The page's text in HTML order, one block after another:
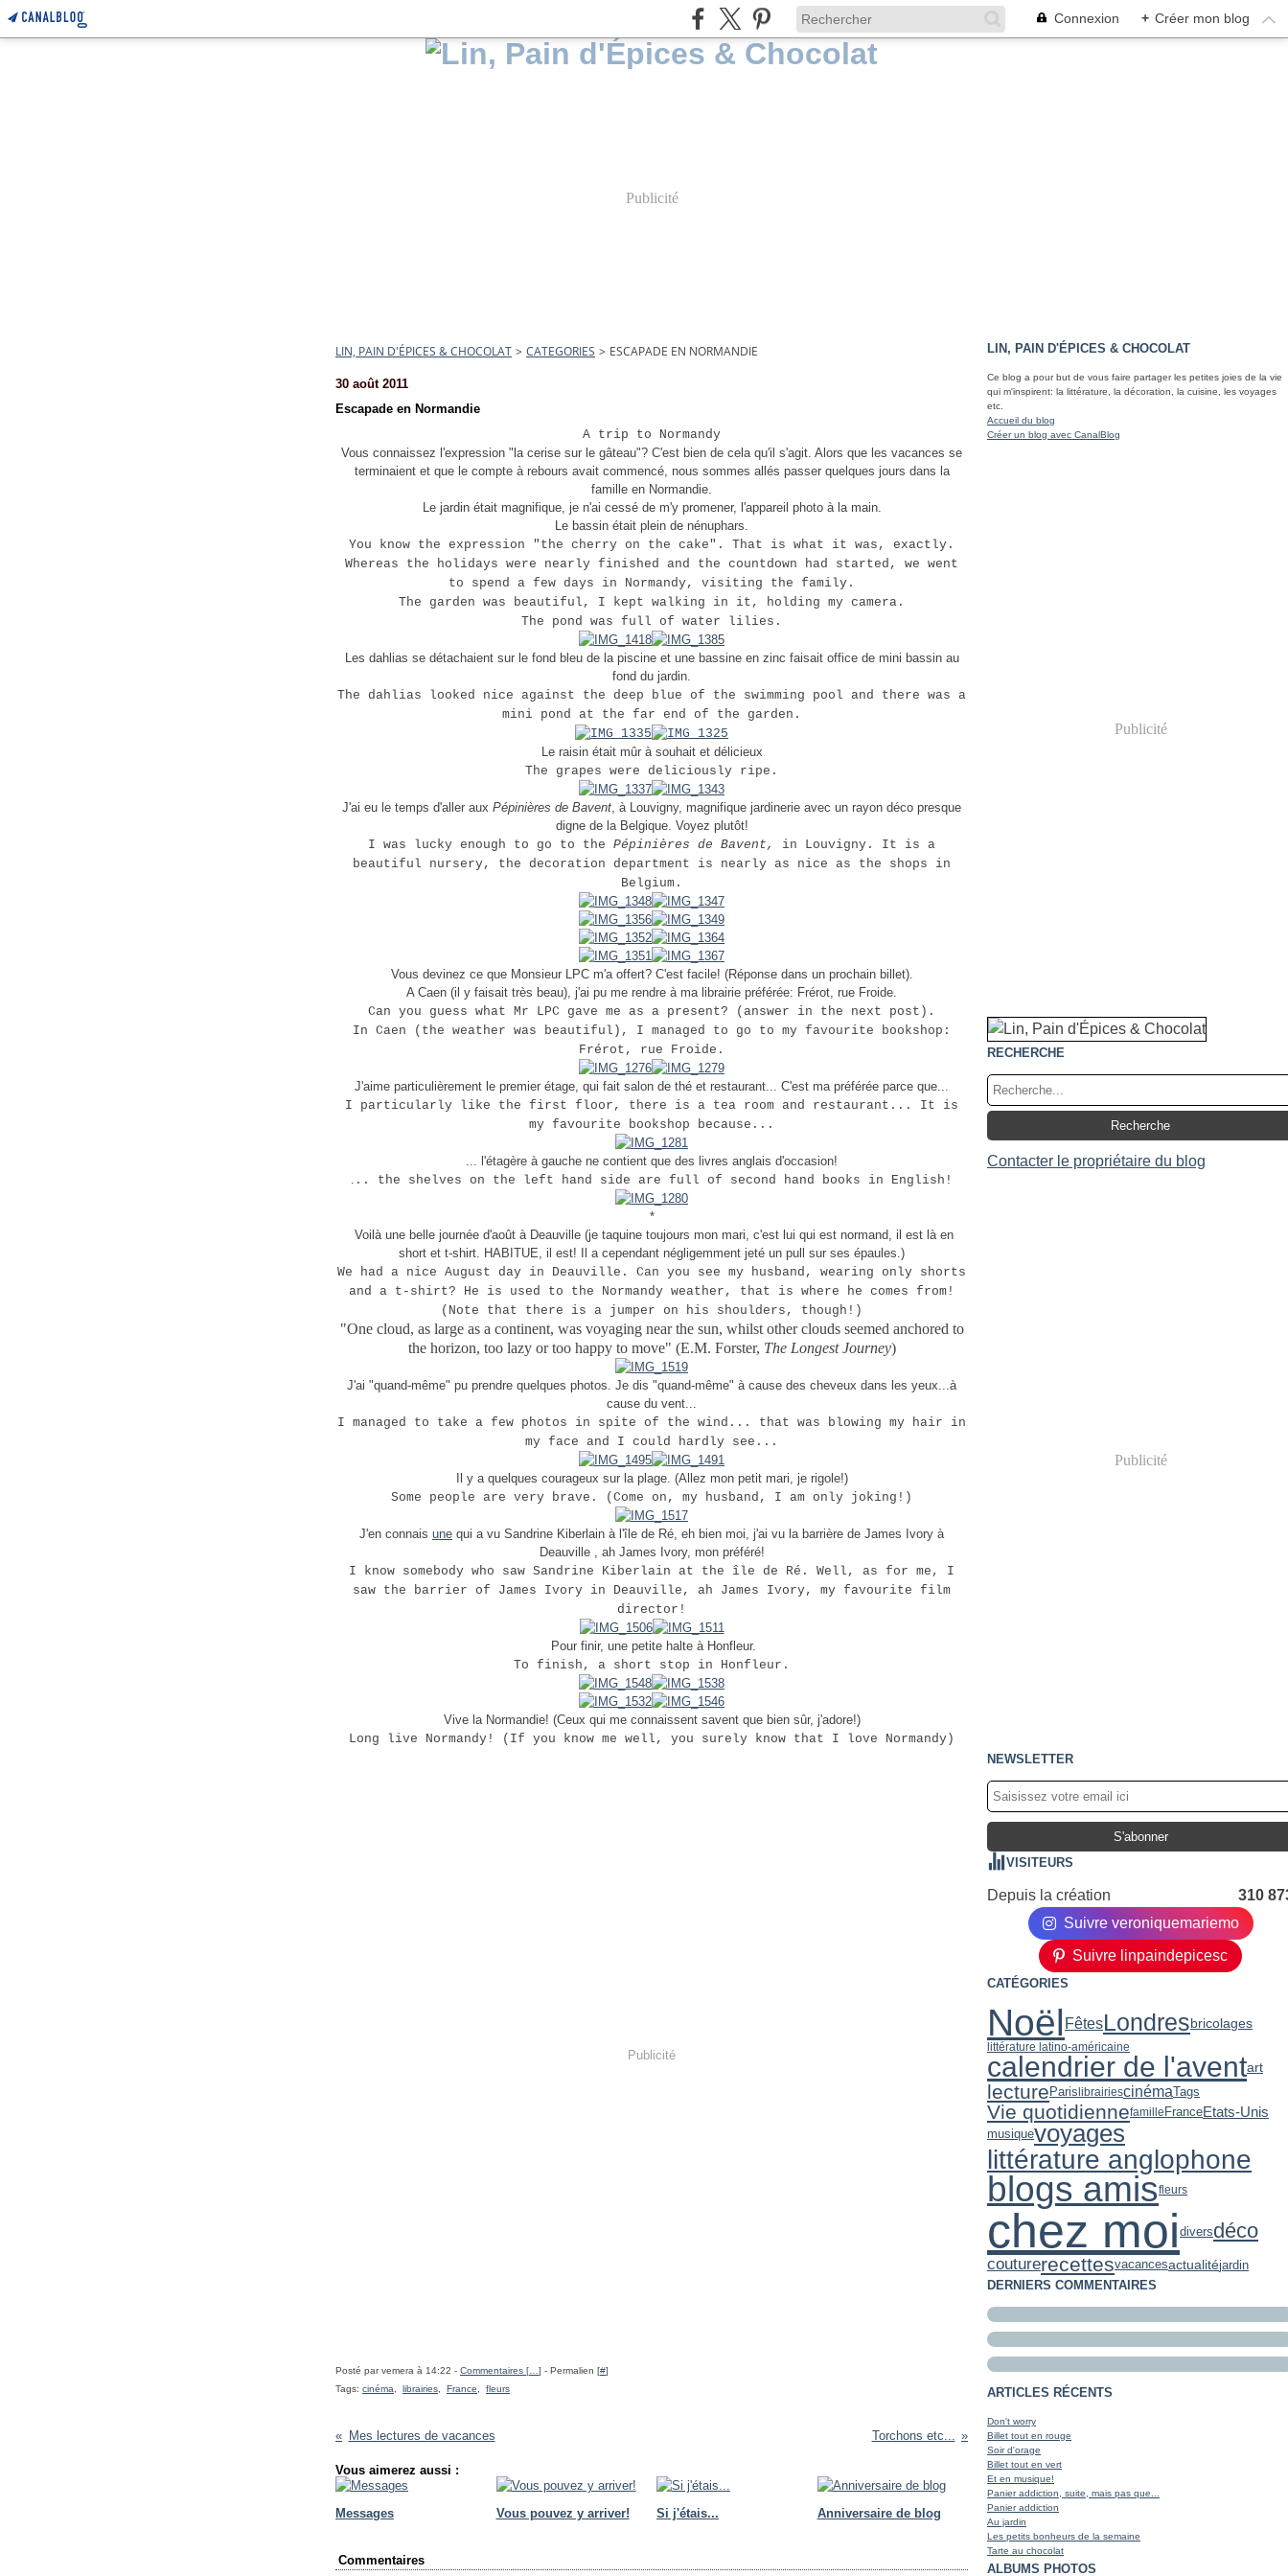
Connexion + Créer mon blog
Publicité
LIN, PAIN D'ÉPICES & CHOCOLAT > CATEGORIES > ESCAPADE EN NORMANDIE
30 août 2011
Escapade en Normandie
A trip to Normandy
Vous connaissez l'expression "la cerise sur le gâteau"? C'est bien de cela qu'il s'agit. Alors que les vacances se
terminaient et que le compte à rebours avait commencé, nous sommes allés passer quelques jours dans la
famille en Normandie.
Le jardin était magnifique, je n'ai cessé de m'y promener, l'appareil photo à la main.
Le bassin était plein de nénuphars.
You know the expression "the cherry on the cake". That is what it was, exactly.
Whereas the holidays were nearly finished and the countdown had started, we went
to spend a few days in Normandy, visiting the family.
The garden was beautiful, I kept walking in it, holding my camera.
The pond was full of water lilies.
Les dahlias se détachaient sur le fond bleu de la piscine et une bassine en zinc faisait office de mini bassin au
fond du jardin.
The dahlias looked nice against the deep blue of the swimming pool and there was a
mini pond at the far end of the garden.
Le raisin était mûr à souhait et délicieux
The grapes were deliciously ripe.
J'ai eu le temps d'aller aux Pépinières de Bavent, à Louvigny, magnifique jardinerie avec un rayon déco presque
digne de la Belgique. Voyez plutôt!
I was lucky enough to go to the Pépinières de Bavent,
in Louvigny. It is a
beautiful nursery, the decoration department is nearly as nice as the shops in
Belgium.
Vous devinez ce que Monsieur LPC m'a offert? C'est facile! (Réponse dans un prochain billet).
A Caen (il y faisait très beau), j'ai pu me rendre à ma librairie préférée: Frérot, rue Froide.
Can you guess what Mr LPC gave me as a present? (answer in the next post).
In Caen (the weather was beautiful), I managed to go to my favourite bookshop:
Frérot, rue Froide.
J'aime particulièrement le premier étage, qui fait salon de thé et restaurant... C'est ma préférée parce que...
I particularly like the first floor, there is a tea room and restaurant... It is
my favourite bookshop because...
... l'étagère à gauche ne contient que des livres anglais d'occasion!
. .. the shelves on the left hand side are full of second hand books in English!
*
Voilà une belle journée d'août à Deauville (je taquine toujours mon mari, c'est lui qui est normand, il est là en
short et t-shirt. HABITUE, il est! Il a cependant négligemment jeté un pull sur ses épaules.)
We had a nice August day in Deauville. Can you see my husband, wearing only shorts
and a t-shirt? He is used to the Normandy weather, that is where he comes from!
(Note that there is a jumper on his shoulders, though!)
"One cloud, as large as a continent, was voyaging near the sun, whilst other clouds seemed anchored to
the horizon, too lazy or too happy to move" (E.M. Forster, The Longest Journey)
J'ai "quand-même" pu prendre quelques photos. Je dis "quand-même" à cause des cheveux dans les yeux...à
cause du vent...
I managed to take a few photos in spite of the wind... that was blowing my hair in
my face and I could hardly see...
Il y a quelques courageux sur la plage. (Allez mon petit mari, je rigole!)
Some people are very brave. (Come on, my husband, I am only joking!)
J'en connais une qui a vu Sandrine Kiberlain à l'île de Ré, eh bien moi, j'ai vu la barrière de James Ivory à
Deauville , ah James Ivory, mon préféré!
I know somebody who saw Sandrine Kiberlain at the île de Ré. Well, as for me, I
saw the barrier of James Ivory in Deauville, ah James Ivory, my favourite film
director!
Pour finir, une petite halte à Honfleur.
To finish, a short stop in Honfleur.
Vive la Normandie! (Ceux qui me connaissent savent que bien sûr, j'adore!)
Long live Normandy! (If you know me well, you surely know that I love Normandy)
Publicité
Posté par vemera à 14:22 - Commentaires [ ] - Permalien [#]
Tags: cinéma librairies France fleurs
Mes lectures de vacances Torchons etc...
Vous aimerez aussi :
Messages Vous pouvez y arriver! Si j'étais... Anniversaire de blog
Commentaires
LIN, PAIN D'ÉPICES & CHOCOLAT
Ce blog a pour but de vous faire partager les petites joies de la vie
qui m'inspirent: la littérature, la décoration, la cuisine, les voyages
etc.
Accueil du blog
Créer un blog avec CanalBlog
Publicité
RECHERCHE
Contacter le propriétaire du blog
Publicité
NEWSLETTER
VISITEURS
Depuis la création
310
Suivre veroniquemariemo
Suivre linpaindepicesc
CATÉGORIES
Noël FêtesLondresbricolages
littérature latino-américaine
calendrier de l'aventart
lecture ParislibrairiescinémaTags
Vie quotidiennefamille FranceEtats-Unis
musiquevoyages
littérature anglophone
blogs amisfleurs
chez moi diversdéco
couturerecettesvacancesactualitéjardin
DERNIERS COMMENTAIRES
ARTICLES RÉCENTS
Don't worry
Billet tout en rouge
Soir d'orage
Billet tout en vert
Et en musique!
Panier addiction, suite, mais pas que...
Panier addiction
Au jardin
Les petits bonheurs de la semaine
Tarte au chocolat
ALBUMS PHOTOS